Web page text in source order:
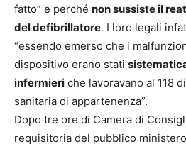
fatto” e perché non sussiste il
del defibrillatore. I loro legali
“essendo emerso che i
dispositivo erano stati
infermieri che lavoravano al 118
sanitaria di appartenenza”.
Dopo tre ore di Camera di
requisitoria del pubblico